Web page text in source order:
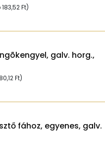
183,52Ft)
galv. horg.,
Ft)
fához, egyenes, galv.